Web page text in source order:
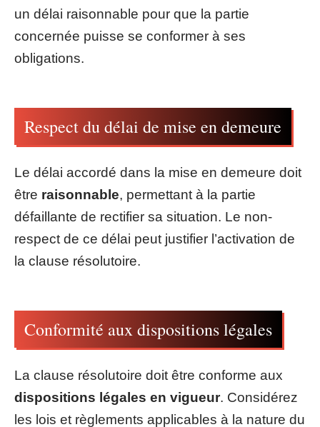
un délai raisonnable pour que la partie
concernée puisse se conformer à ses
obligations.
Respect du délai de mise en demeure
Le délai accordé dans la mise en demeure doit
être raisonnable, permettant à la partie
défaillante de rectifier sa situation. Le non-
respect de ce délai peut justifier l’activation de
la clause résolutoire.
Conformité aux dispositions légales
La clause résolutoire doit être conforme aux
dispositions légales en vigueur. Considérez
les lois et règlements applicables à la nature du